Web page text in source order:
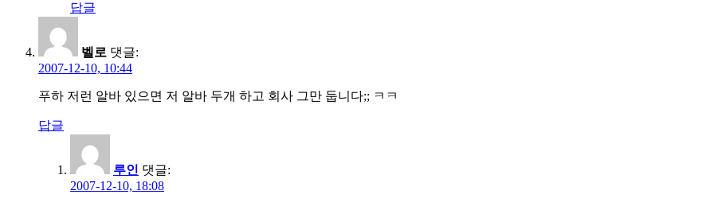
답글
벨로 댓글:
2007-12-10, 10:44
푸하 저런 알바 있으면 저 알바 두개 하고 회사 그만 둡니다;; ㅋㅋ
답글
루인 댓글:
2007-12-10, 18:08